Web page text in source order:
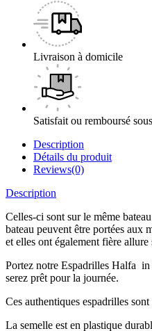
Livraison à domicile
Satisfait ou remboursé
Description
Détails du produit
Reviews(0)
Description
Celles-ci sont sur le même
bateau peuvent être portées aux
et elles ont également fière allure
Portez notre Espadrilles Halfa in
serez prêt pour la journée.
Ces authentiques espadrilles
La semelle est en plastique